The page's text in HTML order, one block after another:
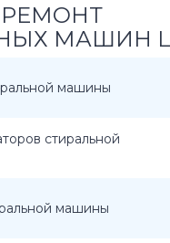
МАШИН
машины
стиральной
машины